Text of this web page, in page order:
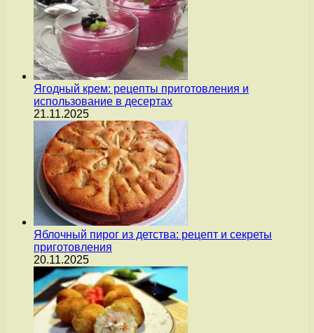
Ягодный крем: рецепты приготовления и
использование в десертах
21.11.2025
Яблочный пирог из детства: рецепт и секреты
приготовления
20.11.2025